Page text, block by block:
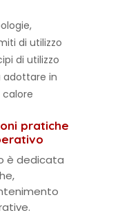
di utilizzo
di utilizzo
in
pratiche
è dedicata